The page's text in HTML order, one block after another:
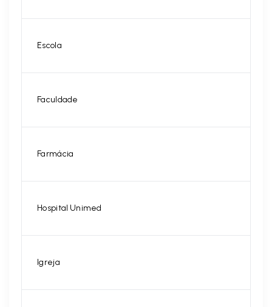
Escola
Faculdade
Farmácia
Hospital Unimed
Igreja